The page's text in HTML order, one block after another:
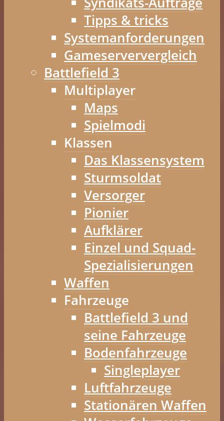
Tipps & tricks
Systemanforderungen
Gameserververgleich
Battlefield 3
Multiplayer
Maps
Spielmodi
Klassen
Das Klassensystem
Sturmsoldat
Versorger
Pionier
Aufklärer
Einzel und Squad-
Spezialisierungen
Waffen
Fahrzeuge
Battlefield 3 und
seine Fahrzeuge
Bodenfahrzeuge
Singleplayer
Luftfahrzeuge
Stationären Waffen